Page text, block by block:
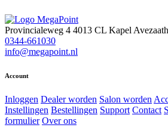
Provincialeweg 4 4013 CL Kapel
0344-661030
info@megapoint.nl
Account
Inloggen Dealer worden Salon worden
Instellingen Bestellingen Support Contact
formulier Over ons